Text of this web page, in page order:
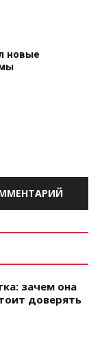
новые
зачем она
доверять